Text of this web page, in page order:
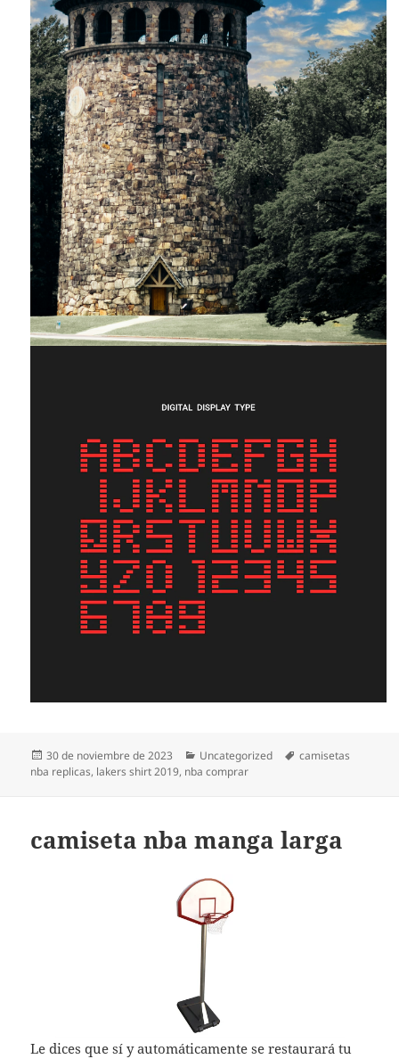
Publicado
el
30 de noviembre de 2023 Categorías
Uncategorized Etiquetas
camisetas
nba replicas, lakers shirt 2019, nba comprar
camiseta nba manga larga
Le dices que sí y automáticamente se restaurará tu